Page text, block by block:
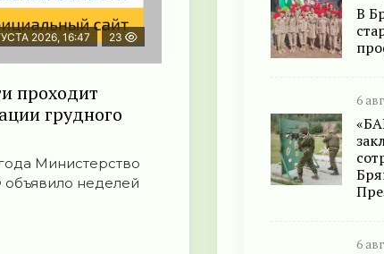
2026, 16:47 23
проходит
грудного
Министерство
неделей
В
6
6